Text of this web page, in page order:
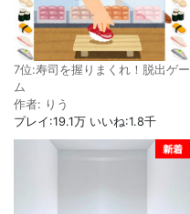
7位:寿司を握りまくれ！脱出ゲー
ム
作者: りう
プレイ:19.1万 いいね:1.8千